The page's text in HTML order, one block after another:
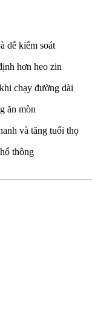
dễ kiểm soát
hơn heo zin
chạy đường dài
ăn mòn
và tăng tuổi thọ
thông